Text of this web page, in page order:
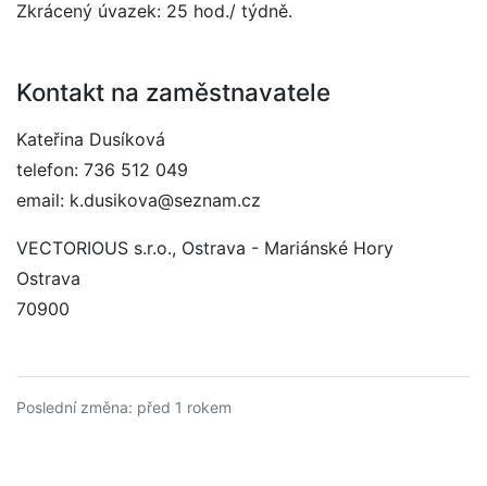
Zkrácený úvazek: 25 hod./ týdně.
Kontakt na zaměstnavatele
Kateřina Dusíková
telefon: 736 512 049
email: k.dusikova@seznam.cz
VECTORIOUS s.r.o., Ostrava - Mariánské Hory
Ostrava
70900
Poslední změna: před 1 rokem